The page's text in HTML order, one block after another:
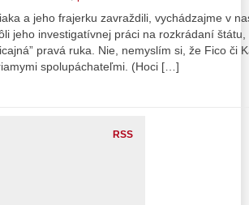
a jeho frajerku zavraždili, vychádzajme v
jeho investigatívnej práci na rozkrádaní
pravá ruka. Nie, nemyslím si, že Fico či
spolupáchateľmi. (Hoci […]
RSS